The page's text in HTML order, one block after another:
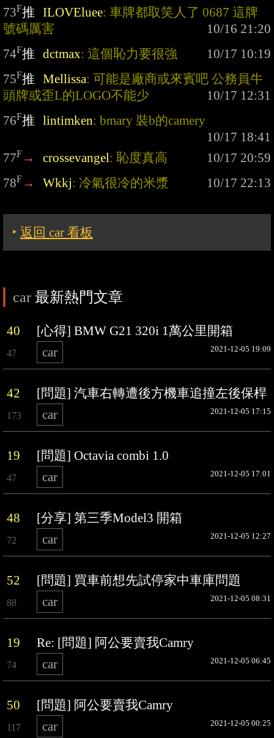
73F推 ILOVEluee: 車牌都取笑人了 0687 這牌
號碼厲害
74F推 dctmax: 這個恥力要很強
75F推 Mellissa: 可能是廠商或來賓吧 公務員牛
頭牌或歪L的LOGO不能少
76F推 lintimken: bmary 裝b的camery
77F → crossevangel: 恥度真高
78F → Wkkj: 冷氣很冷的米漿
‣ 返回 car 看板
car 最新熱門文章
40 [心得] BMW G21 320i 1萬公里開箱
47 car 2021-12-05 19:09
42 [問題] 汽車右轉遭後方機車追撞左後保桿
173 car 2021-12-05 17:15
19 [問題] Octavia combi 1.0
47 car 2021-12-05 17:01
48 [分享] 第三季Model3 開箱
72 car 2021-12-05 12:27
52 [問題] 買車前想先試停家中車庫問題
88 car 2021-12-05 08:31
19 Re: [問題] 阿公要賣我Camry
74 car 2021-12-05 06:45
50 [問題] 阿公要賣我Camry
117 car 2021-12-05 00:25